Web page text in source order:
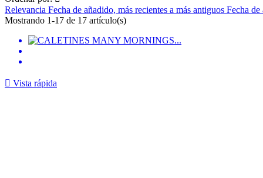
Relevancia Fecha de añadido, más recientes a más antiguos Fecha de
Mostrando 1-17 de 17 artículo(s)
 Vista rápida